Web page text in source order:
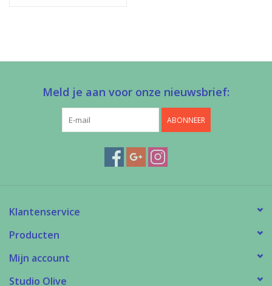
Meld je aan voor onze nieuwsbrief:
ABONNEER
Klantenservice
Producten
Mijn account
Studio Olive